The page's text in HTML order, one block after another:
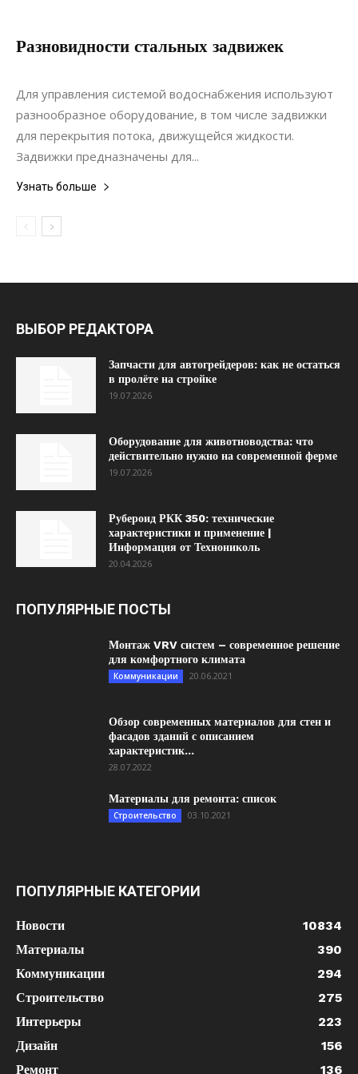
Разновидности стальных задвижек
23.11.2019
Для управления системой водоснабжения используют
разнообразное оборудование, в том числе задвижки
для перекрытия потока, движущейся жидкости.
Задвижки предназначены для...
Узнать больше
ВЫБОР РЕДАКТОРА
Запчасти для автогрейдеров: как не остаться
в пролёте на стройке
19.07.2026
Оборудование для животноводства: что
действительно нужно на современной ферме
19.07.2026
Рубероид РКК 350: технические
характеристики и применение |
Информация от Технониколь
20.04.2026
ПОПУЛЯРНЫЕ ПОСТЫ
Монтаж VRV систем – современное решение
для комфортного климата
Коммуникации 20.06.2021
Обзор современных материалов для стен и
фасадов зданий с описанием
характеристик...
28.07.2022
Материалы для ремонта: список
Строительство 03.10.2021
ПОПУЛЯРНЫЕ КАТЕГОРИИ
Новости
10834
Материалы
390
Коммуникации
294
Строительство
275
Интерьеры
223
Дизайн
156
Ремонт
136